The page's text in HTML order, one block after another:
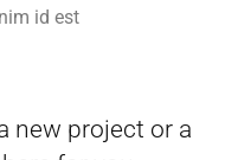
id est
new project or a